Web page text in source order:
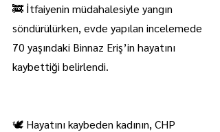
🚒 İtfaiyenin müdahalesiyle yangın
söndürülürken, evde yapılan incelemede
70 yaşındaki Binnaz Eriş’in hayatını
kaybettiği belirlendi.
🕊️ Hayatını kaybeden kadının, CHP